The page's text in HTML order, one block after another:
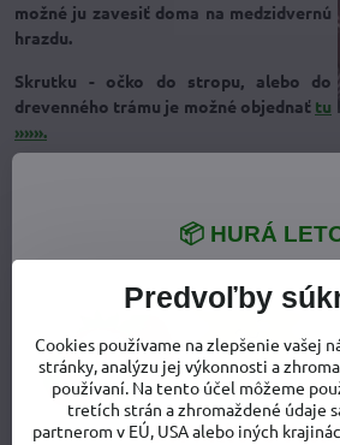
možné ju zavesiť doma na medzidvernú
hrazdu.
Skrutku - očko do stropu, alebo do
drevenného trámu je možné objednať tu
»»».
Samotná kolíska je vyrobená z pevného
bábätko je naplnená mäkkou 100%-nou
Údržba
Látková časť Hacky sa perie v automatickej
Podložka, ktorá je naplnená ovčou vlnou
Predvoľby
Cookies používame na zlepšenie vašej
stránky, analýzu jej výkonnosti a
používaní. Na tento účel môžeme
tretích strán a zhromaždené údaje
partnerom v EÚ, USA alebo iných
📦 HURÁ